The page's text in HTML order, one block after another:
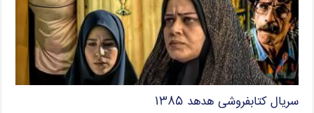
سریال کتابفروشی هدهد ۱۳۸۵